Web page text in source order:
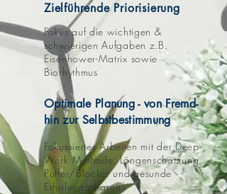
Zielführende Priorisierung
Fokus auf die wichtigen &
schwierigen Aufgaben z.B.
Eisenhower-Matrix sowie
Biorhythmus
Optimale Planung - von Fremd-
hin zur Selbstbestimmung
Fokussiertes Arbeiten mit der Deep-
Work Methode, Längenschätzung,
Puffer/Blocker und gesunde
Erholungsphasen